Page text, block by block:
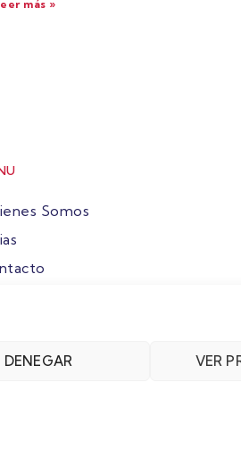
DENEGAR VER
más »
Somos